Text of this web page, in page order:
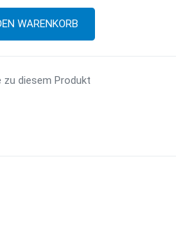
zu diesem Produkt